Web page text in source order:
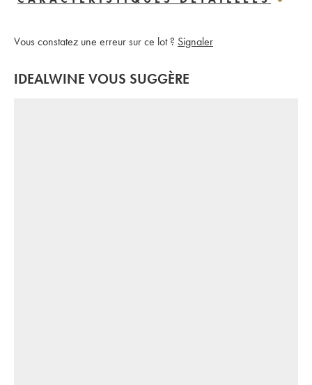
Vous constatez une erreur sur ce lot ? Signaler
IDEALWINE VOUS SUGGÈRE